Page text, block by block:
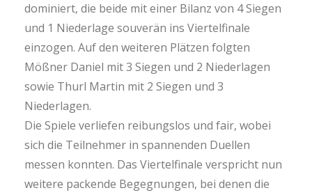
dominiert, die beide mit einer Bilanz von 4 Siegen
und 1 Niederlage souverän ins Viertelfinale
einzogen. Auf den weiteren Plätzen folgten
Mößner Daniel mit 3 Siegen und 2 Niederlagen
sowie Thurl Martin mit 2 Siegen und 3
Niederlagen.
Die Spiele verliefen reibungslos und fair, wobei
sich die Teilnehmer in spannenden Duellen
messen konnten. Das Viertelfinale verspricht nun
weitere packende Begegnungen, bei denen die